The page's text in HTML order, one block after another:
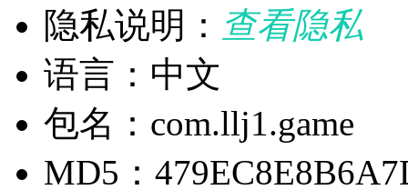
隐私说明： 查看隐私
语言：中文
包名：com.llj1.game
MD5：